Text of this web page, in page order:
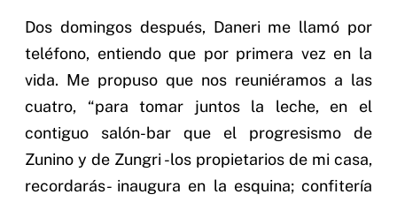
Dos domingos después, Daneri me llamó por
teléfono, entiendo que por primera vez en la
vida. Me propuso que nos reuniéramos a las
cuatro, “para tomar juntos la leche, en el
contiguo salón-bar que el progresismo de
Zunino y de Zungri -los propietarios de mi casa,
recordarás- inaugura en la esquina; confitería